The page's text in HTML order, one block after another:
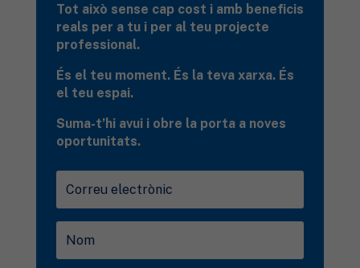
Tot això sense cap cost i amb beneficis
reals per a tu i per al teu projecte
professional.
És el teu moment. És la teva xarxa. És
el teu espai.
Suma-t’hi avui i obre la porta a noves
oportunitats.